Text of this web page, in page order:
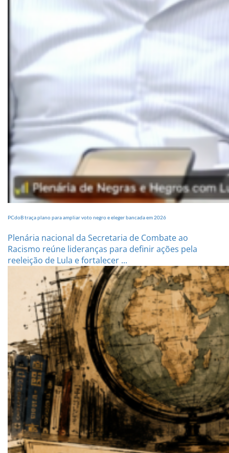
PCdoB traça plano para ampliar voto negro e eleger bancada em 2026
Plenária nacional da Secretaria de Combate ao
Racismo reúne lideranças para definir ações pela
reeleição de Lula e fortalecer ...